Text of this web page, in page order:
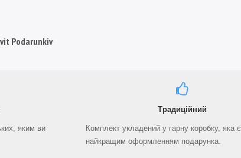
Podarunkiv
яким ви
Традиційний
Комплект укладений у гарну коробку, яка є
найкращим оформленням подарунка.